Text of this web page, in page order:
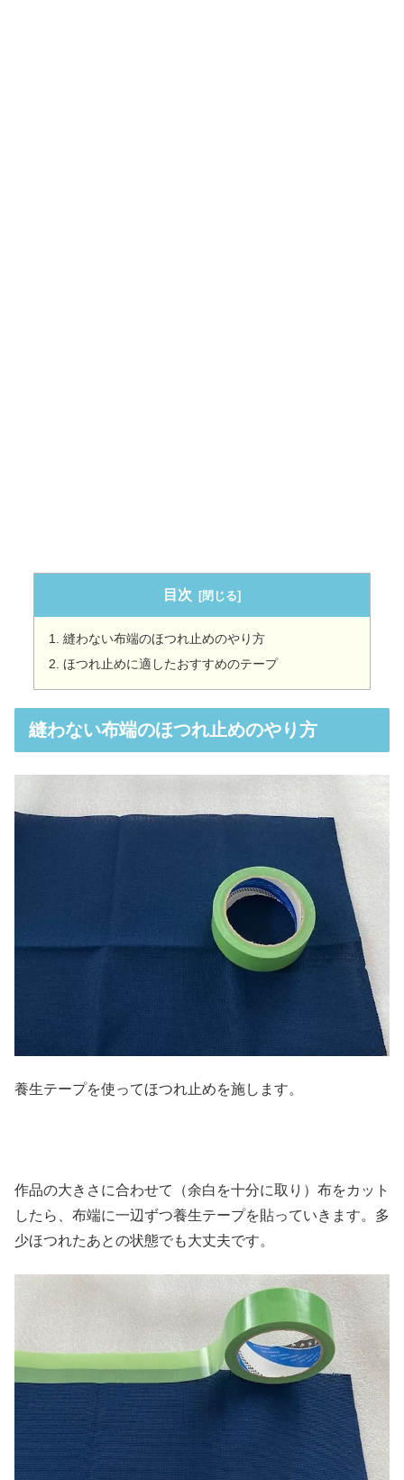
目次
縫わない布端のほつれ止めのやり方
ほつれ止めに適したおすすめのテープ
縫わない布端のほつれ止めのやり方
養生テープを使ってほつれ止めを施します。
作品の大きさに合わせて（余白を十分に取り）布をカット
したら、布端に一辺ずつ養生テープを貼っていきます。多
少ほつれたあとの状態でも大丈夫です。